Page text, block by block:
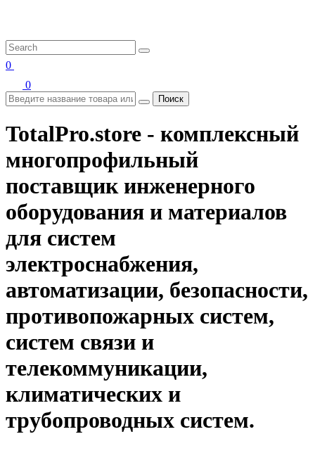
0
0
Поиск
TotalPro.store - комплексный
многопрофильный
поставщик инженерного
оборудования и материалов
для систем
электроснабжения,
автоматизации, безопасности,
противопожарных систем,
систем связи и
телекоммуникации,
климатических и
трубопроводных систем.